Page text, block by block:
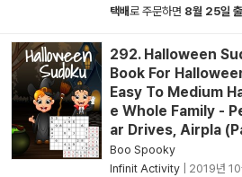
택배로 주문하면 8월 25일
292. Halloween
Book For
Easy To Medium
e Whole Family -
ar Drives, Airpla
Boo Spooky
Infinit Activity
2019년 10